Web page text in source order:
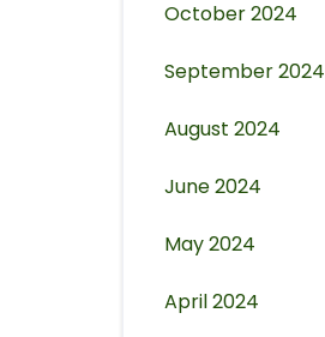
October 2024
September 2024
August 2024
June 2024
May 2024
April 2024